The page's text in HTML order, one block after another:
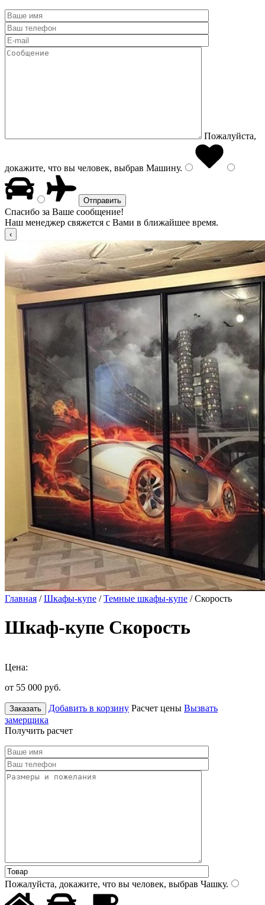
Пожалуйста,
докажите, что вы человек, выбрав Машину.
Спасибо за Ваше сообщение!
Наш менеджер свяжется с Вами в ближайшее время.
Главная /Шкафы-купе /Темные шкафы-купе / Скорость
Шкаф-купе Скорость
Цена:
от 55 000 руб.
Заказать Добавить в корзину Расчет цены Вызвать
замерщика
Получить расчет
Пожалуйста, докажите, что вы человек, выбрав Чашку.